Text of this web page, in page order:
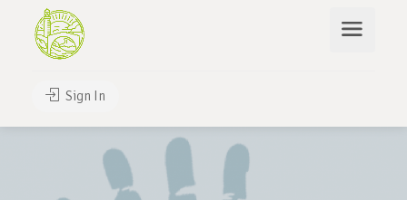
Sign In